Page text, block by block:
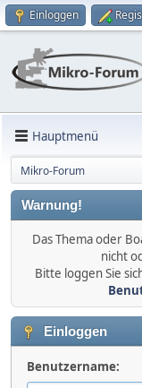
Einloggen
Hauptmenü
Mikro-Forum
Warnung!
Das Thema oder
nicht
Bitte loggen Sie
Einloggen
Benutzername: